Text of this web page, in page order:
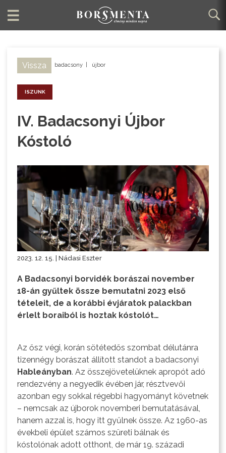
Vissza badacsony újbor
ISZUNK
IV. Badacsonyi Újbor
Kóstoló
2023. 12. 15. | Nádasi Eszter
A Badacsonyi borvidék borászai november
18-án gyűltek össze bemutatni 2023 első
tételeit, de a korábbi évjáratok palackban
érlelt boraiból is hoztak kóstolót…
Az ősz végi, korán sötétedős szombat délutánra
tizennégy borászat állított standot a badacsonyi
Hableányban. Az összejövetelüknek apropót adó
rendezvény a negyedik évében jár, résztvevői
azonban egy sokkal régebbi hagyományt követnek
– nemcsak az újborok novemberi bemutatásával,
hanem azzal is, hogy itt gyűlnek össze. Az 1960-as
évekbeli épület számos szüreti bálnak és
kóstolónak adott otthont, de már 19. századi